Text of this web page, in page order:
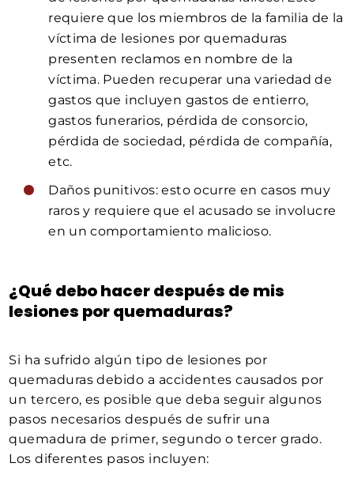
requiere que los miembros de la familia de la
víctima de lesiones por quemaduras
presenten reclamos en nombre de la
víctima. Pueden recuperar una variedad de
gastos que incluyen gastos de entierro,
gastos funerarios, pérdida de consorcio,
pérdida de sociedad, pérdida de compañía,
etc.
Daños punitivos: esto ocurre en casos muy
raros y requiere que el acusado se involucre
en un comportamiento malicioso.
¿Qué debo hacer después de mis
lesiones por quemaduras?
Si ha sufrido algún tipo de lesiones por
quemaduras debido a accidentes causados por
un tercero, es posible que deba seguir algunos
pasos necesarios después de sufrir una
quemadura de primer, segundo o tercer grado.
Los diferentes pasos incluyen: